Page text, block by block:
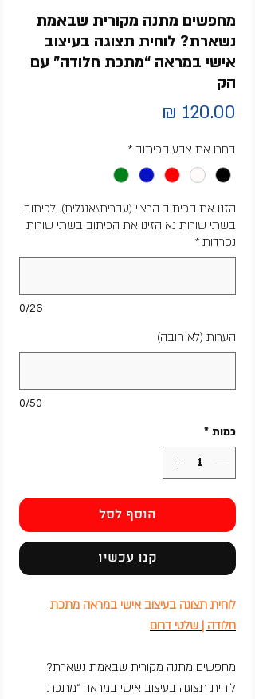
מחפשים מתנה מקורית שבאמת
נשארת? לוחית תצוגה בעיצוב
אישי במראה “מתכת חלודה” עם
הק
בחרו את צבע הכיתוב *
הזנו את הכיתוב הרצוי (עברית\אנגלית). לכיתוב
בשתי שורות נא הזינו את הכיתוב בשתי שורות
נפרדות *
0/26
הערות (לא חובה)
0/50
כמות *
הוסף לסל
קנו עכשיו
לוחית תצוגה בעיצוב אישי במראה מתכת
חלודה | שלטי דרום
מחפשים מתנה מקורית שבאמת נשארת?
לוחית תצוגה בעיצוב אישי במראה “מתכת